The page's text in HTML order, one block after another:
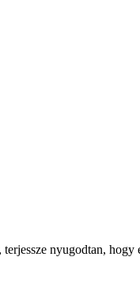
nyugodtan,